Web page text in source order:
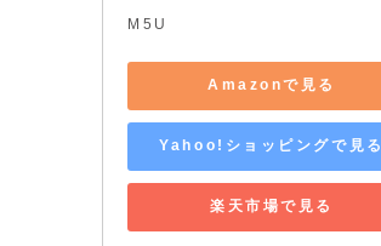
M5U
Amazonで見る
Yahoo!ショッピングで見る
楽天市場で見る